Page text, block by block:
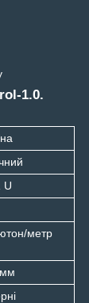
1.0.
U
метр